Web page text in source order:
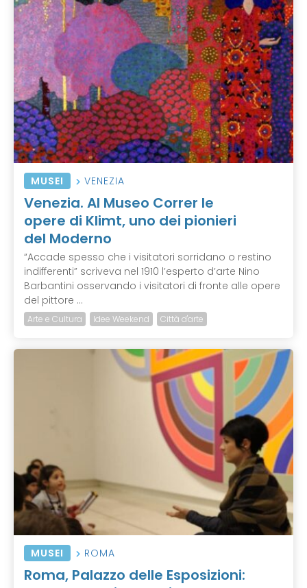
MUSEI VENEZIA
Venezia. Al Museo Correr le
opere di Klimt, uno dei pionieri
del Moderno
“Accade spesso che i visitatori sorridano o restino
indifferenti” scriveva nel 1910 l’esperto d’arte Nino
Barbantini osservando i visitatori di fronte alle opere
del pittore ...
Arte e Cultura Idee Weekend Città d'arte
MUSEI ROMA
Roma, Palazzo delle Esposizioni: